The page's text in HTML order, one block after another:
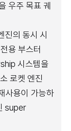
우주 목표 궤
진의 동시 시
용 부스터
시스템을
로켓 엔진
사용이 가능하
super